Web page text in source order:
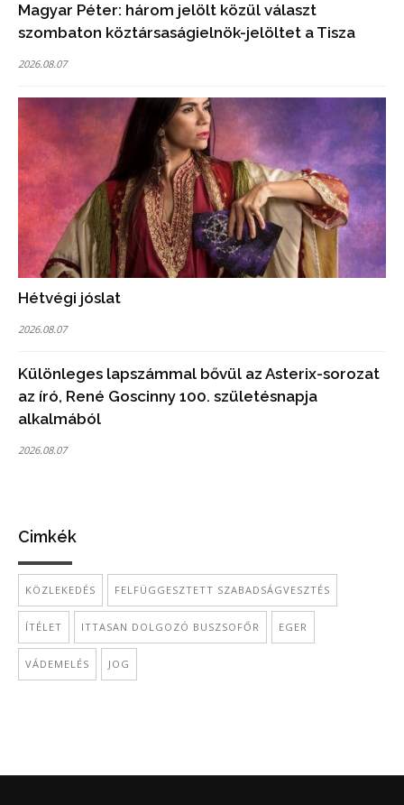
Magyar Péter: három jelölt közül választ
szombaton köztársaságielnök-jelöltet a Tisza
2026.08.07
Hétvégi jóslat
2026.08.07
Különleges lapszámmal bővül az Asterix-sorozat
az író, René Goscinny 100. születésnapja
alkalmából
2026.08.07
Cimkék
KÖZLEKEDÉS FELFÜGGESZTETT SZABADSÁGVESZTÉS
ÍTÉLET ITTASAN DOLGOZÓ BUSZSOFŐR EGER
VÁDEMELÉS JOG